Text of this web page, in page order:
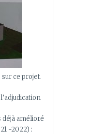
ce projet.
déjà amélioré
-2022) :